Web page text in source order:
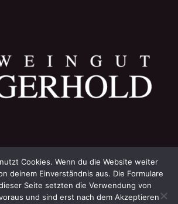
Gerhold
anpassen
Cookies. Wenn du die Website weiter
deinem Einverständnis aus. Die Formulare
Seite setzten die Verwendung von
und sind erst nach dem Akzeptieren